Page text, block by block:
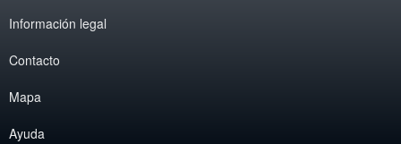
Información legal
Contacto
Mapa
Ayuda